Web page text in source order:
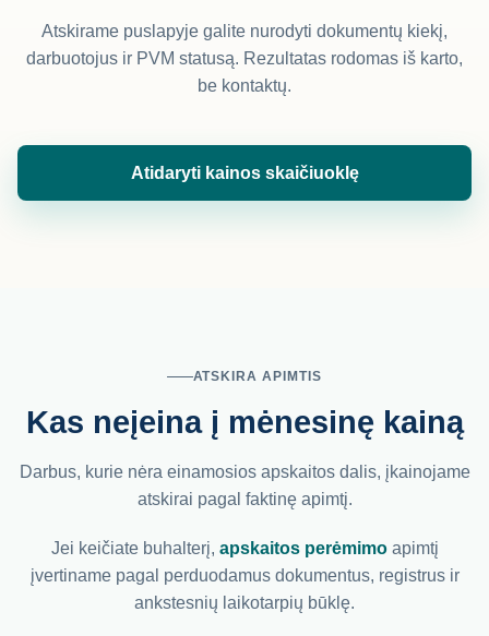
Atskirame puslapyje galite nurodyti dokumentų kiekį,
darbuotojus ir PVM statusą. Rezultatas rodomas iš karto,
be kontaktų.
Atidaryti kainos skaičiuoklę
ATSKIRA APIMTIS
Kas neįeina į mėnesinę kainą
Darbus, kurie nėra einamosios apskaitos dalis, įkainojame
atskirai pagal faktinę apimtį.
Jei keičiate buhalterį, apskaitos perėmimoapimtį
įvertiname pagal perduodamus dokumentus, registrus ir
ankstesnių laikotarpių būklę.